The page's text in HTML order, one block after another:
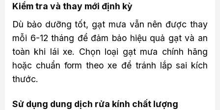
Kiểm tra và thay mới định kỳ
Dù bảo dưỡng tốt, gạt mưa vẫn nên được thay
mỗi 6-12 tháng để đảm bảo hiệu quả gạt và an
toàn khi lái xe. Chọn loại gạt mưa chính hãng
hoặc chuẩn form theo xe để tránh lắp sai kích
thước.
Sử dụng dung dịch rửa kính chất lượng